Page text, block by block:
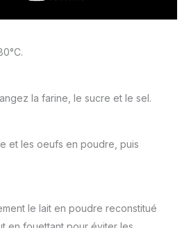
la farine, le sucre et le sel.
et les oeufs en poudre, puis
le lait en poudre reconstitué